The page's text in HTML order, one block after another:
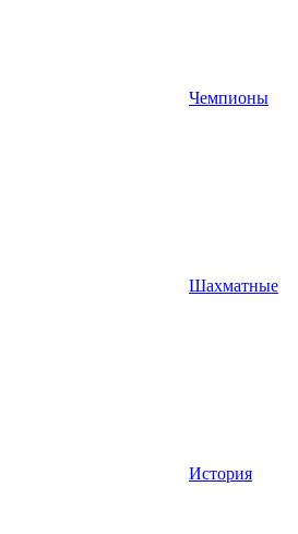
Чемпионы
Шахматные
История